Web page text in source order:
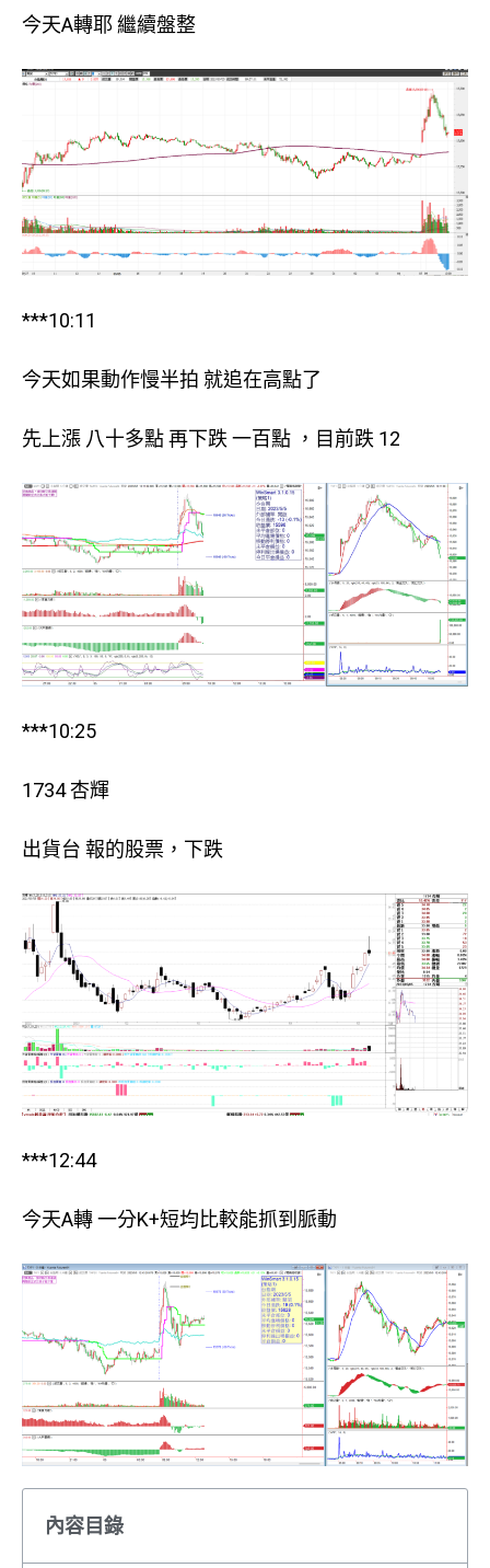
今天A轉耶 繼續盤整
***10:11
今天如果動作慢半拍 就追在高點了
先上漲 八十多點 再下跌 一百點 ，目前跌 12
***10:25
1734 杏輝
出貨台 報的股票，下跌
***12:44
今天A轉 一分K+短均比較能抓到脈動
內容目錄